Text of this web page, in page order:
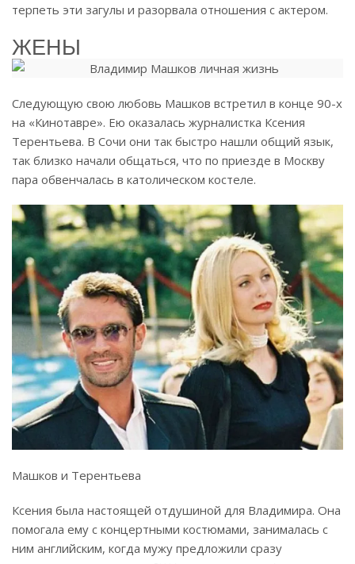
терпеть эти загулы и разорвала отношения с актером.
ЖЕНЫ
Следующую свою любовь Машков встретил в конце 90-х
на «Кинотавре». Ею оказалась журналистка Ксения
Терентьева. В Сочи они так быстро нашли общий язык,
так близко начали общаться, что по приезде в Москву
пара обвенчалась в католическом костеле.
Машков и Терентьева
Ксения была настоящей отдушиной для Владимира. Она
помогала ему с концертными костюмами, занималась с
ним английским, когда мужу предложили сразу